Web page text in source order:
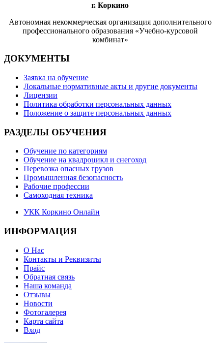
г. Коркино
Автономная некоммерческая организация дополнительного
профессионального образования «Учебно-курсовой
комбинат»
ДОКУМЕНТЫ
Заявка на обучение
Локальные нормативные акты и другие документы
Лицензии
Политика обработки персональных данных
Положение о защите персональных данных
РАЗДЕЛЫ ОБУЧЕНИЯ
Обучение по категориям
Обучение на квадроцикл и снегоход
Перевозка опасных грузов
Промышленная безопасность
Рабочие профессии
Самоходная техника
УКК Коркино Онлайн
ИНФОРМАЦИЯ
О Нас
Контакты и Реквизиты
Прайс
Обратная связь
Наша команда
Отзывы
Новости
Фотогалерея
Карта сайта
Вход